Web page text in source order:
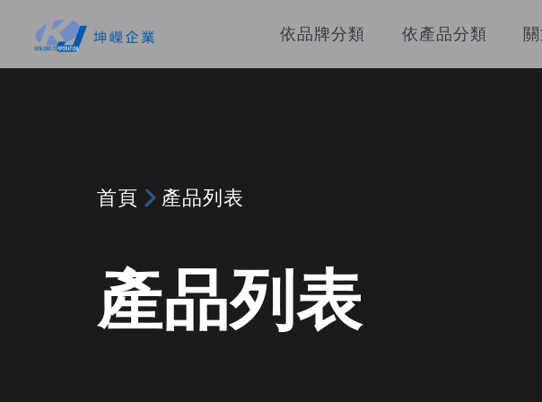
依品牌分類 依產品分類
首頁 產品列表
產品列表